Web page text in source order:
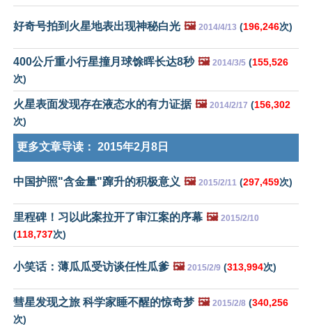
好奇号拍到火星地表出现神秘白光 🖼️ 2014/4/13 (196,246次)
400公斤重小行星撞月球馀晖长达8秒 🖼️ 2014/3/5 (155,526
次)
火星表面发现存在液态水的有力证据 🖼️ 2014/2/17 (156,302
次)
更多文章导读： 2015年2月8日
中国护照"含金量"蹿升的积极意义 🖼️ 2015/2/11 (297,459次)
里程碑！习以此案拉开了审江案的序幕 🖼️ 2015/2/10
(118,737次)
小笑话：薄瓜瓜受访谈任性瓜爹 🖼️ 2015/2/9 (313,994次)
彗星发现之旅 科学家睡不醒的惊奇梦 🖼️ 2015/2/8 (340,256
次)